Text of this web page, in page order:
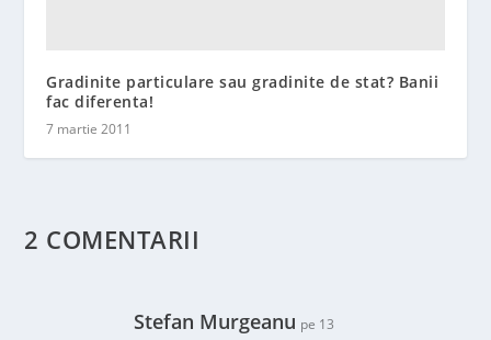
Gradinite particulare sau gradinite de stat? Banii
fac diferenta!
7 martie 2011
2 COMENTARII
Stefan Murgeanu pe 13